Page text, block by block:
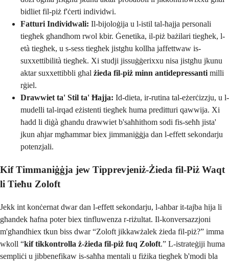
bidliet fil-piż f'ċerti individwi.
Fatturi Individwali: Il-bijoloġija u l-istil tal-ħajja personali
tiegħek għandhom rwol kbir. Ġenetika, il-piż bażilari tiegħek, l-
età tiegħek, u s-sess tiegħek jistgħu kollha jaffettwaw is-
suxxettibilità tiegħek. Xi studji jissuġġerixxu nisa jistgħu jkunu
aktar suxxettibbli għal żieda fil-piż minn antidepressantimilli
rġiel.
Drawwiet ta' Stil ta' Ħajja: Id-dieta, ir-rutina tal-eżerċizzju, u l-
mudelli tal-irqad eżistenti tiegħek huma preditturi qawwija. Xi
ħadd li diġà għandu drawwiet b'saħħithom sodi fis-seħħ jista'
jkun aħjar mgħammar biex jimmaniġġja dan l-effett sekondarju
potenzjali.
Kif Timmaniġġja jew Tipprevjeniż-Żieda fil-Piż Waqt
li Tieħu Zoloft
Jekk int konċernat dwar dan l-effett sekondarju, l-aħbar it-tajba hija li
għandek ħafna poter biex tinfluwenza r-riżultat. Il-konversazzjoni
m'għandhiex tkun biss dwar “Zoloft jikkawżalek żieda fil-piż?” imma
wkoll “kif tikkontrolla ż-żieda fil-piż fuq Zoloft.” L-istrateġiji huma
sempliċi u jibbenefikaw is-saħħa mentali u fiżika tiegħek b'modi bla